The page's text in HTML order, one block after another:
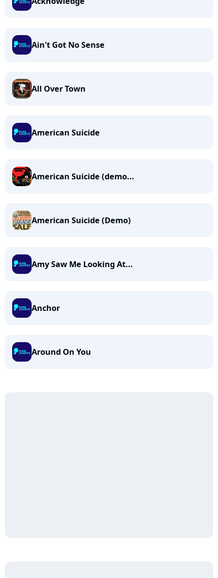
Ain't Got No Sense
All Over Town
American Suicide
American Suicide (demo...
American Suicide (Demo)
Amy Saw Me Looking At...
Anchor
Around On You